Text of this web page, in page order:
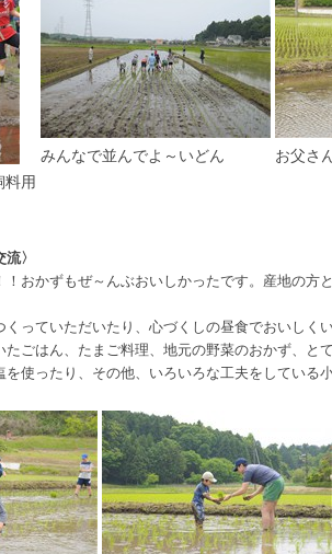
料用
みんなで並んでよ～いどん お父さ
〉
！おかずもぜ～んぶおいしかったです。産地の方
くっていただいたり、心づくしの昼食でおいしく
たごはん、たまご料理、地元の野菜のおかず、と
を使ったり、その他、いろいろな工夫をしている